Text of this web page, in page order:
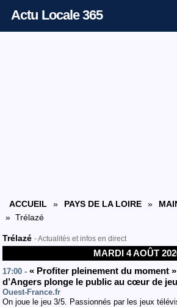
Actu Locale 365
ACCUEIL » PAYS DE LA LOIRE »
» Trélazé
Trélazé - Actualités et infos en direct
MARDI 4 AOÛT
17:00 - « Profiter pleinement du moment
d’Angers plonge le public au cœur de
Ouest-France.fr
On joue le jeu 3/5. Passionnés par les jeux